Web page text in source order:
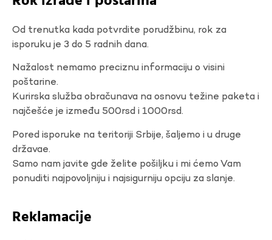
Od trenutka kada potvrdite porudžbinu, rok za
isporuku je 3 do 5 radnih dana.
Nažalost nemamo preciznu informaciju o visini
poštarine.
Kurirska služba obračunava na osnovu težine paketa i
najčešće je između 500rsd i 1000rsd.
Pored isporuke na teritoriji Srbije, šaljemo i u druge
državae.
Samo nam javite gde želite pošiljku i mi ćemo Vam
ponuditi najpovoljniju i najsigurniju opciju za slanje.
Reklamacije